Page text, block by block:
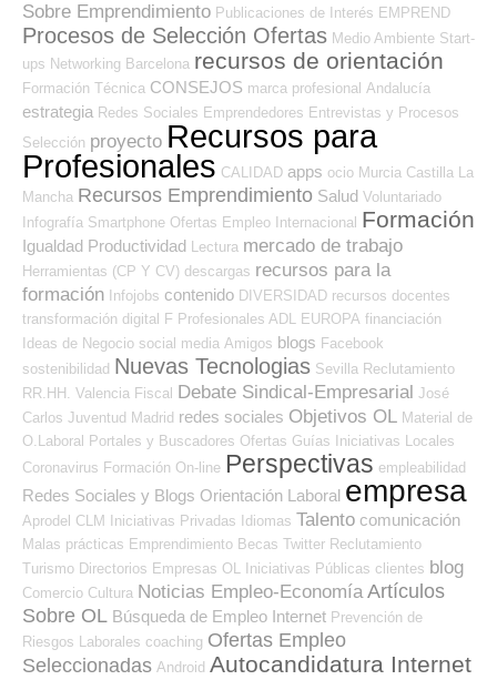
Sobre Emprendimiento Publicaciones de Interés EMPREND
Procesos de Selección Ofertas Medio Ambiente Start-
ups Networking Barcelona recursos de orientación
Formación Técnica CONSEJOS marca profesional Andalucía
estrategia Redes Sociales Emprendedores Entrevistas y Procesos
Selección proyecto Recursos para
Profesionales CALIDAD apps ocio Murcia Castilla La
Mancha Recursos Emprendimiento Salud Voluntariado
Infografía Smartphone Ofertas Empleo Internacional Formación
Igualdad Productividad Lectura mercado de trabajo
Herramientas (CP Y CV) descargas recursos para la
formación Infojobs contenido DIVERSIDAD recursos docentes
transformación digital F Profesionales ADL EUROPA financiación
Ideas de Negocio social media Amigos blogs Facebook
sostenibilidad Nuevas Tecnologias Sevilla Reclutamiento
RR.HH. Valencia Fiscal Debate Sindical-Empresarial José
Carlos Juventud Madrid redes sociales Objetivos OL Material de
O.Laboral Portales y Buscadores Ofertas Guías
Iniciativas Locales
Coronavirus Formación On-line Perspectivas empleabilidad
Redes Sociales y Blogs Orientación Laboral empresa
Aprodel CLM Iniciativas Privadas Idiomas Talento comunicación
Malas prácticas Emprendimiento Becas Twitter Reclutamiento
Turismo Directorios Empresas OL Iniciativas Públicas clientes blog
Comercio Cultura Noticias Empleo-Economía Artículos
Sobre OL Búsqueda de Empleo Internet Prevención de
Riesgos Laborales coaching Ofertas Empleo
Seleccionadas Android Autocandidatura Internet